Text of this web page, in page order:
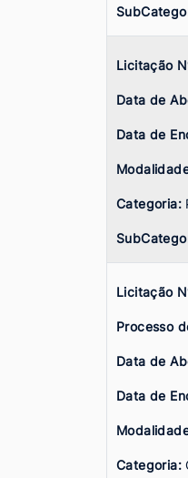
Licitação
Data de
Data de
Categoria:
Licitação
Processo
Data de
Data de
Categoria: